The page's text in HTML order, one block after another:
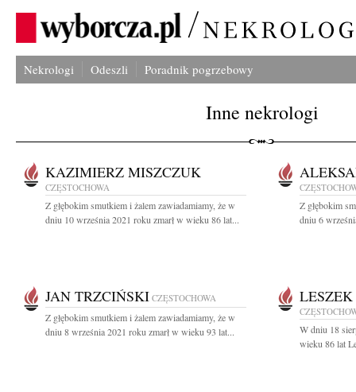
Nekrologi Odeszli Poradnik pogrzebowy
Inne nekrologi
KAZIMIERZ MISZCZUK
CZĘSTOCHOWA
Z głębokim smutkiem i żalem zawiadamiamy, że w
dniu 10 września 2021 roku zmarł w wieku 86 lat...
Z głębokim
dniu 6
JAN TRZCIŃSKI CZĘSTOCHOWA
Z głębokim smutkiem i żalem zawiadamiamy, że w
dniu 8 września 2021 roku zmarł w wieku 93 lat...
W dniu 18
wieku 86 lat